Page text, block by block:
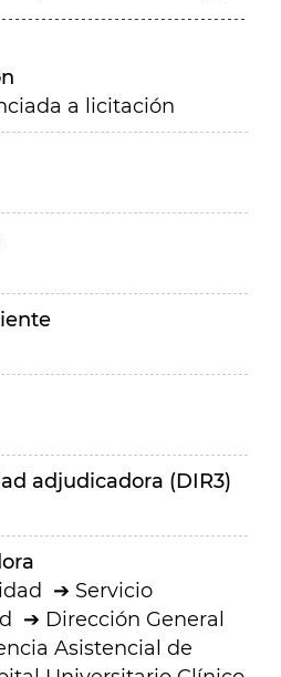
a licitación
adjudicadora (DIR3)
Servicio
Dirección General
Asistencial de